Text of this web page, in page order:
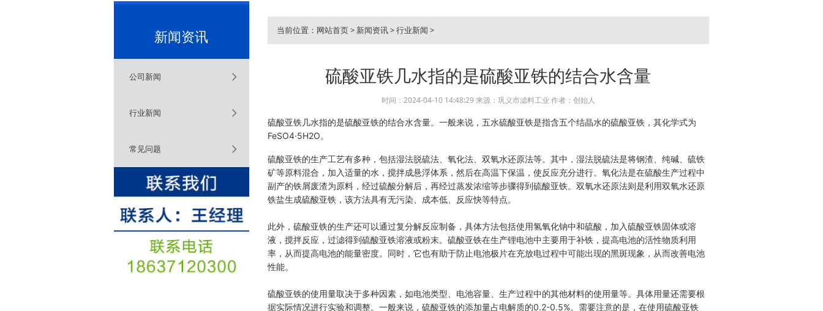
新闻资讯
公司新闻
行业新闻
常见问题
当前位置： 网站首页> 新闻资讯>行业新闻 >
硫酸亚铁几水指的是硫酸亚铁的结合水含量
时间：2024-04-10 14:48:29 来源：巩义市滤料工业 作者：创始人
硫酸亚铁几水指的是硫酸亚铁的结合水含量。一般来说，五水硫酸亚铁是指含五个结晶水的硫酸亚铁，其化学式为
FeSO4·5H2O。
硫酸亚铁的生产工艺有多种，包括湿法脱硫法、氧化法、双氧水还原法等。其中，湿法脱硫法是将钢渣、纯碱、硫铁
矿等原料混合，加入适量的水，搅拌成悬浮体系，然后在高温下保温，使反应充分进行。氧化法是在硫酸生产过程中
副产的铁屑废渣为原料，经过硫酸分解后，再经过蒸发浓缩等步骤得到硫酸亚铁。双氧水还原法则是利用双氧水还原
铁盐生成硫酸亚铁，该方法具有无污染、成本低、反应快等特点。
此外，硫酸亚铁的生产还可以通过复分解反应制备，具体方法包括使用氢氧化钠中和硫酸，加入硫酸亚铁固体或溶
液，搅拌反应，过滤得到硫酸亚铁溶液或粉末。 硫酸亚铁在生产锂电池中主要用于补铁，提高电池的活性物质利用
率，从而提高电池的能量密度。同时，它也有助于防止电池极片在充放电过程中可能出现的黑斑现象，从而改善电池
性能。
硫酸亚铁的使用量取决于多种因素，如电池类型、电池容量、生产过程中的其他材料的使用量等。具体用量还需要根
据实际情况进行实验和调整。一般来说，硫酸亚铁的添加量占电解质的0.2-0.5%。需要注意的是，在使用硫酸亚铁